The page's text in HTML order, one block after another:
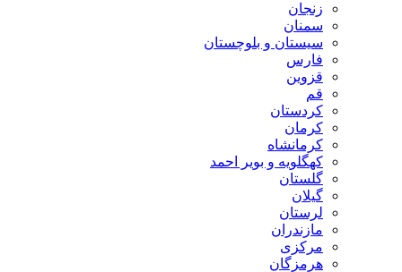
زنجان
سمنان
سیستان و بلوچستان
فارس
قزوین
قم
کردستان
کرمان
کرمانشاه
کهگلویه و بویر احمد
گلستان
گیلان
لرستان
مازندران
مرکزی
هرمزگان